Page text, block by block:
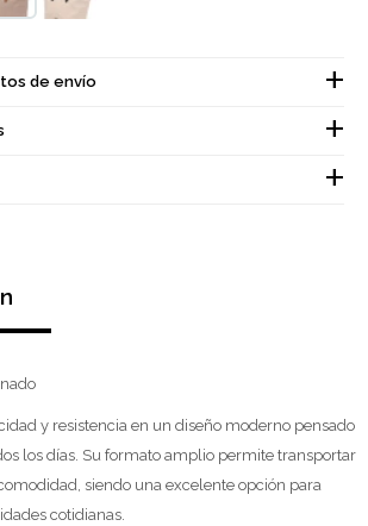
de envío
y resistencia en un diseño moderno pensado
los días. Su formato amplio permite transportar
siendo una excelente opción para
cotidianas.